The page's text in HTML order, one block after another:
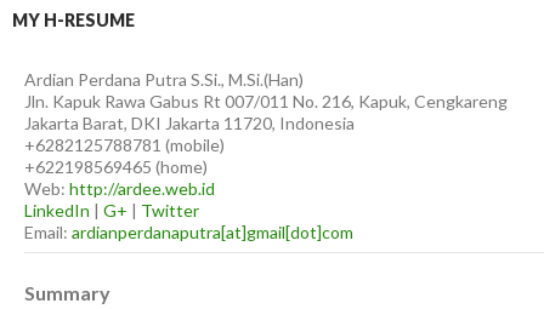
MY H-RESUME
Ardian Perdana Putra S.Si., M.Si.(Han)
Jln. Kapuk Rawa Gabus Rt 007/011 No. 216, Kapuk, Cengkareng
Jakarta Barat, DKI Jakarta 11720, Indonesia
+6282125788781 (mobile)
+622198569465 (home)
Web: http://ardee.web.id
LinkedIn | G+ | Twitter
Email: ardianperdanaputra[at]gmail[dot]com
Summary